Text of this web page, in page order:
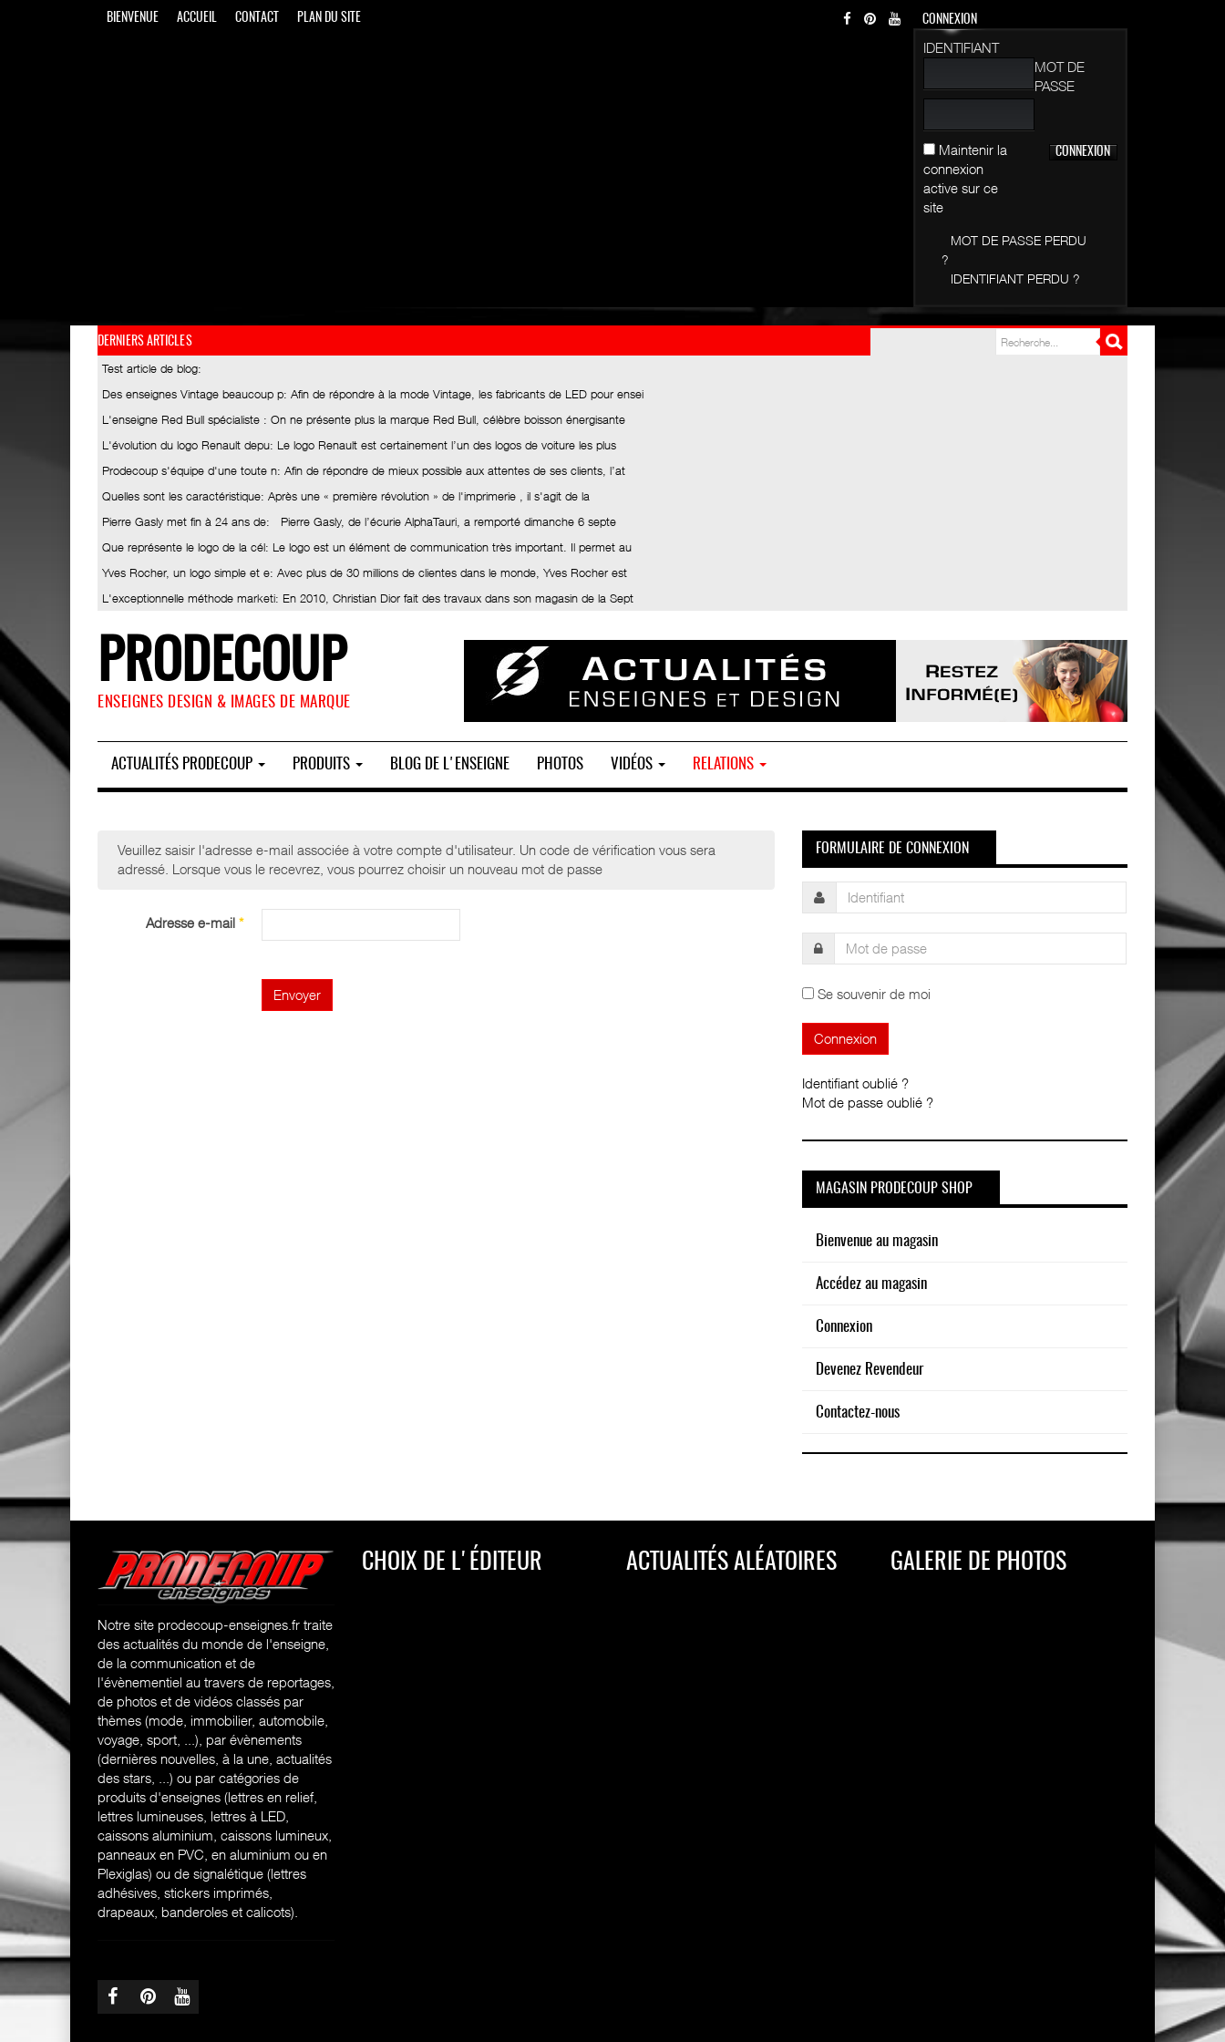
BIENVENUE ACCUEIL CONTACT PLAN DU SITE CONNEXION
IDENTIFIANT
MOT DE
PASSE
Maintenir la
connexion
active sur ce
site
MOT DE PASSE PERDU
?
IDENTIFIANT PERDU ?
DERNIERS ARTICLES
Test article de blog:
Des enseignes Vintage beaucoup p: Afin de répondre à la mode Vintage, les fabricants de LED pour ensei
L'enseigne Red Bull spécialiste : On ne présente plus la marque Red Bull, célèbre boisson énergisante
L'évolution du logo Renault depu: Le logo Renault est certainement l’un des logos de voiture les plus
Prodecoup s'équipe d'une toute n: Afin de répondre de mieux possible aux attentes de ses clients, l’at
Quelles sont les caractéristique: Après une « première révolution » de l'imprimerie , il s'agit de la
Pierre Gasly met fin à 24 ans de: Pierre Gasly, de l’écurie AlphaTauri, a remporté dimanche 6 septe
Que représente le logo de la cél: Le logo est un élément de communication très important. Il permet au
Yves Rocher, un logo simple et e: Avec plus de 30 millions de clientes dans le monde, Yves Rocher est
L'exceptionnelle méthode marketi: En 2010, Christian Dior fait des travaux dans son magasin de la Sept
PRODECOUP
ENSEIGNES DESIGN & IMAGES DE MARQUE
ACTUALITÉS PRODECOUP PRODUITS BLOG DE L'ENSEIGNE PHOTOS VIDÉOS RELATIONS
Veuillez saisir l'adresse e-mail associée à votre compte d'utilisateur. Un code de vérification vous sera
adressé. Lorsque vous le recevrez, vous pourrez choisir un nouveau mot de passe
Adresse e-mail *
Envoyer
FORMULAIRE DE CONNEXION
Se souvenir de moi
Identifiant oublié ?
Mot de passe oublié ?
MAGASIN PRODECOUP SHOP
Bienvenue au magasin
Accédez au magasin
Connexion
Devenez Revendeur
Contactez-nous
Notre site prodecoup-enseignes.fr traite
des actualités du monde de l'enseigne,
de la communication et de
l'évènementiel au travers de reportages,
de photos et de vidéos classés par
thèmes (mode, immobilier, automobile,
voyage, sport, ...), par évènements
(dernières nouvelles, à la une, actualités
des stars, ...) ou par catégories de
produits d'enseignes (lettres en relief,
lettres lumineuses, lettres à LED,
caissons aluminium, caissons lumineux,
panneaux en PVC, en aluminium ou en
Plexiglas) ou de signalétique (lettres
adhésives, stickers imprimés,
drapeaux, banderoles et calicots).
CHOIX DE L'ÉDITEUR ACTUALITÉS ALÉATOIRES GALERIE DE PHOTOS